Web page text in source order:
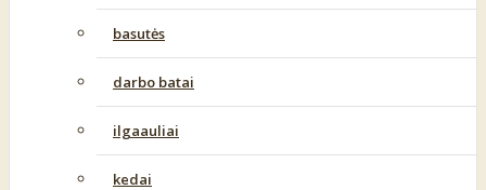
basutės
darbo batai
ilgaauliai
kedai